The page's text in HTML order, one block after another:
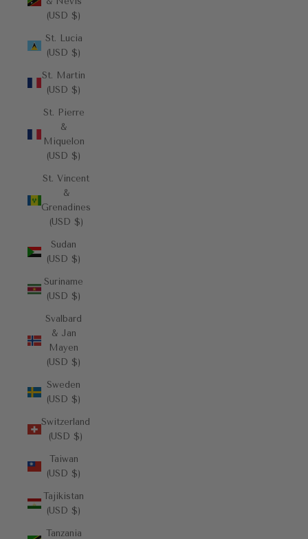
(USD $)
St. Lucia
(USD $)
St. Martin
(USD $)
St. Pierre
&
Miquelon
(USD $)
St. Vincent
&
Grenadines
(USD $)
Sudan
(USD $)
Suriname
(USD $)
Svalbard
& Jan
Mayen
(USD $)
Sweden
(USD $)
Switzerland
(USD $)
Taiwan
(USD $)
Tajikistan
(USD $)
Tanzania